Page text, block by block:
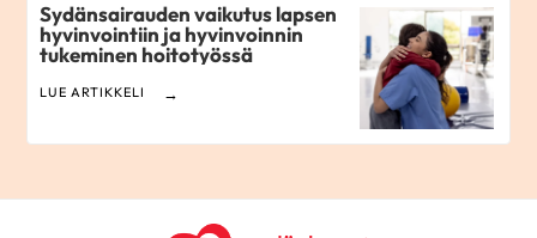
Sydänsairauden vaikutus lapsen
hyvinvointiin ja hyvinvoinnin
tukeminen hoitotyössä
LUE ARTIKKELI